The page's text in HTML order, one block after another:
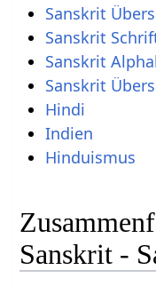
Sanskrit
Sanskrit
Sanskrit
Sanskrit
Hindi
Indien
Hinduismus
Sanskrit -